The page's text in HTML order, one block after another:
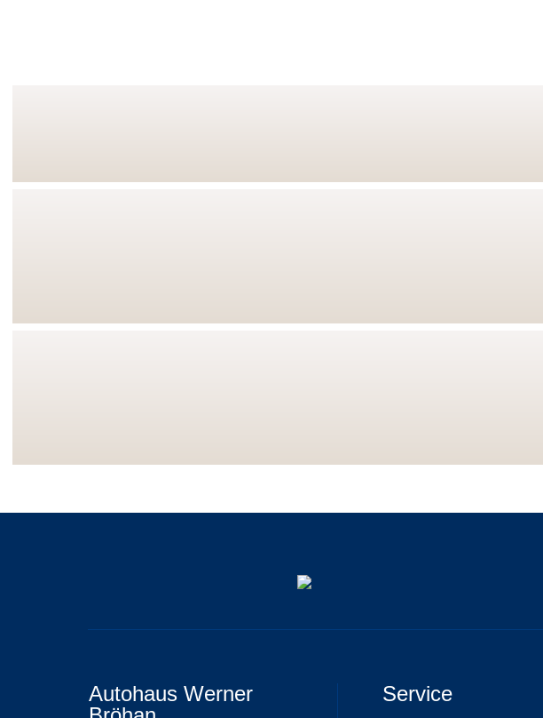
Autohaus Werner
Service